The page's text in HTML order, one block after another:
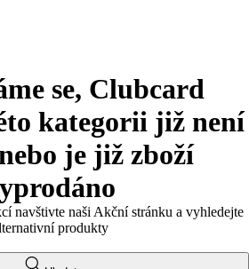
se, Clubcard
kategorii již není
je již zboží
navštivte naši Akční stránku a vyhledejte
produkty